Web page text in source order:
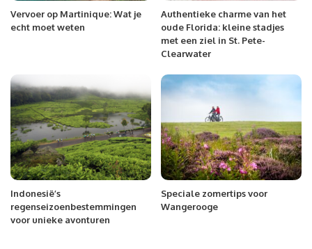
Vervoer op Martinique: Wat je
echt moet weten
Authentieke charme van het
oude Florida: kleine stadjes
met een ziel in St. Pete-
Clearwater
Indonesië’s
regenseizoenbestemmingen
voor unieke avonturen
Speciale zomertips voor
Wangerooge